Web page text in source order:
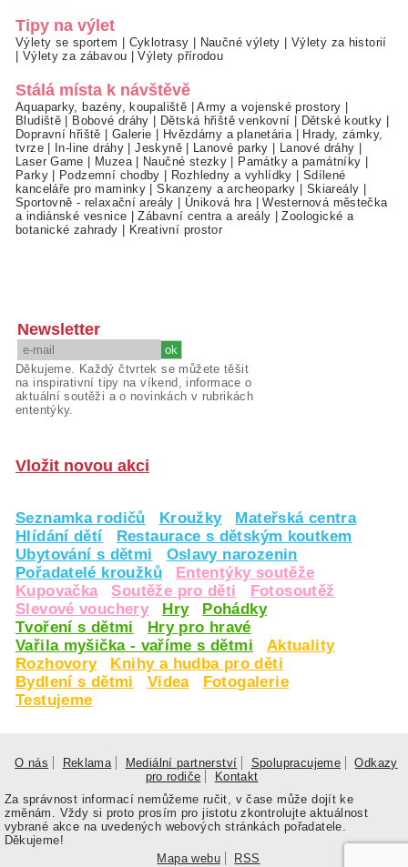
Tipy na výlet
Výlety se sportem Cyklotrasy Naučné výlety
Výlety za historií
Výlety za zábavou |Výlety přírodou
Stálá místa k návštěvě
Aquaparky, bazény, koupaliště |Army a vojenské prostory
Bludiště
Bobové dráhy Dětská hřiště venkovní Dětské koutky
Dopravní hřiště
Galerie Hvězdárny a planetária|
Hrady, zámky,
tvrze| In-line dráhy |Jeskyně| Lanové parky Lanové dráhy
Laser Game
Muzea| Naučné stezky Památky a památníky
Parky| Podzemní chodby Rozhledny a vyhlídky
Sdílené
kanceláře pro maminky |Skanzeny a archeoparky Skiareály
Sportovně - relaxační areály
Úniková hra|Westernová městečka
a indiánské vesnice |Zábavní centra a areály |Zoologické a
botanické zahrady
Kreativní prostor
Newsletter
Děkujeme. Každý čtvrtek se můžete těšit
na inspirativní tipy na víkend, informace o
aktuální soutěži a o novinkách v rubrikách
ententýky.
Vložit novou akci
Seznamka rodičů Kroužky
Mateřská centra
Hlídání dětí
Restaurace s dětským koutkem
Ubytování s dětmi
Oslavy narozenin
Pořadatelé kroužků
Ententýky soutěže
Kupovačka
Soutěže pro děti
Fotosoutěž
Slevové vouchery
Hry
Pohádky
Tvoření s dětmi
Hry pro hravé
Vařila myšička - vaříme s dětmi
Aktuality
Rozhovory
Knihy a hudba pro děti
Bydlení s dětmi
Videa
Fotogalerie
Testujeme
O nás Reklama Mediální partnerství Spolupracujeme
Odkazy
pro rodiče
Kontakt
Za správnost informací nemůžeme ručit, v čase může dojít ke
změnám. Vždy si proto prosím pro jistotu zkontrolujte aktuálnost
vybrané akce na uvedených webových stránkách pořadatele.
Děkujeme!
Mapa webu
RSS